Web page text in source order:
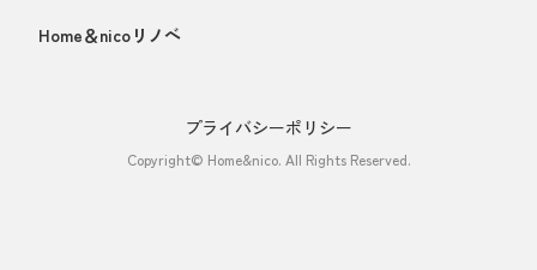
Home＆nicoリノベ
プライバシーポリシー
Copyright© Home&nico. All Rights Reserved.